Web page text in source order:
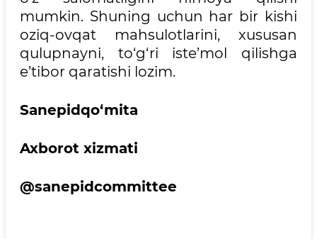
mumkin. Shuning uchun har bir kishi
oziq-ovqat mahsulotlarini, xususan
qulupnayni, to‘g‘ri iste’mol qilishga
e’tibor qaratishi lozim.
Sanepidqo‘mita
Axborot xizmati
@sanepidcommittee